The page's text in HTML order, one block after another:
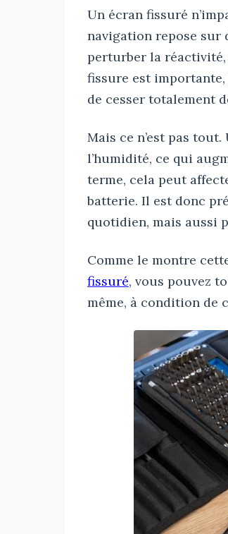
Un écran fissuré
navigation repose sur
perturber la réactivité,
fissure est
de cesser totalement
Mais ce n’est pas
l’humidité, ce qui
terme, cela peut
batterie. Il est donc
quotidien, mais aussi
Comme le montre
fissuré, vous pouvez
même, à condition de